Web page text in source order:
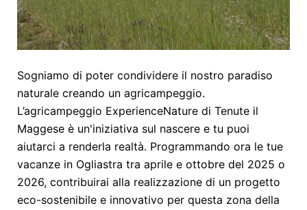
Sogniamo di poter condividere il nostro paradiso
naturale creando un agricampeggio.
L’agricampeggio ExperienceNature di Tenute il
Maggese è un'iniziativa sul nascere e tu puoi
aiutarci a renderla realtà. Programmando ora le tue
vacanze in Ogliastra tra aprile e ottobre del 2025 o
2026, contribuirai alla realizzazione di un progetto
eco-sostenibile e innovativo per questa zona della